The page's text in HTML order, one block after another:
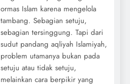
ormas Islam karena mengelola
tambang. Sebagian setuju,
sebagian tersinggung. Tapi dari
sudut pandang aqliyah Islamiyah,
problem utamanya bukan pada
setuju atau tidak setuju,
melainkan cara berpikir yang